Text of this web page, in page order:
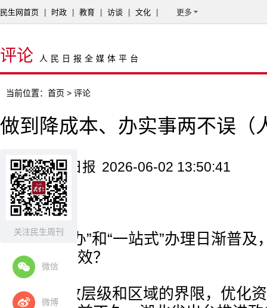
关注民生周刊
微信
微博
民生网首页 时政 教育 访谈 文化 更多
评论 人民日报全媒体平台
当前位置： 首页 > 评论
做到降成本、办实事两不误（
来源：人民日报 2026-06-02 13:50:41
金 歆
“一窗通办”和“一站式”办理日渐普
一步提质增效？
打破行政层级和区域的界限，优化